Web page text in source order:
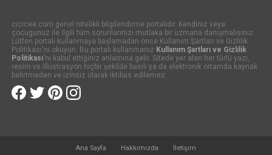
cicicee.com genel nitelikli bilgilendirme portalıdır. Kendiniz veya
çocugunuz ile ilgili tüm sorunlarınızı mutlaka bir uzmana danışmalısınız.
Lütfen portalı kullanmaya başlamadan önce Kullanım Şartları ve Gizlilik
Politikası'nı okuyun. Bu portalı kullanmanız Kullanım Şartları ve Gizlilik
Politikası'nı kabul ettiğiniz anlamına gelir. Sitede yer alan her türlü yazı,
resim ve illüstrasyon hiçbir şekilde basılı ya da elektronik ortamda kaynak
belirtmeden ve izinsiz olarak iktibas edilemez.
Ana Sayfa Hakkımızda İletişim